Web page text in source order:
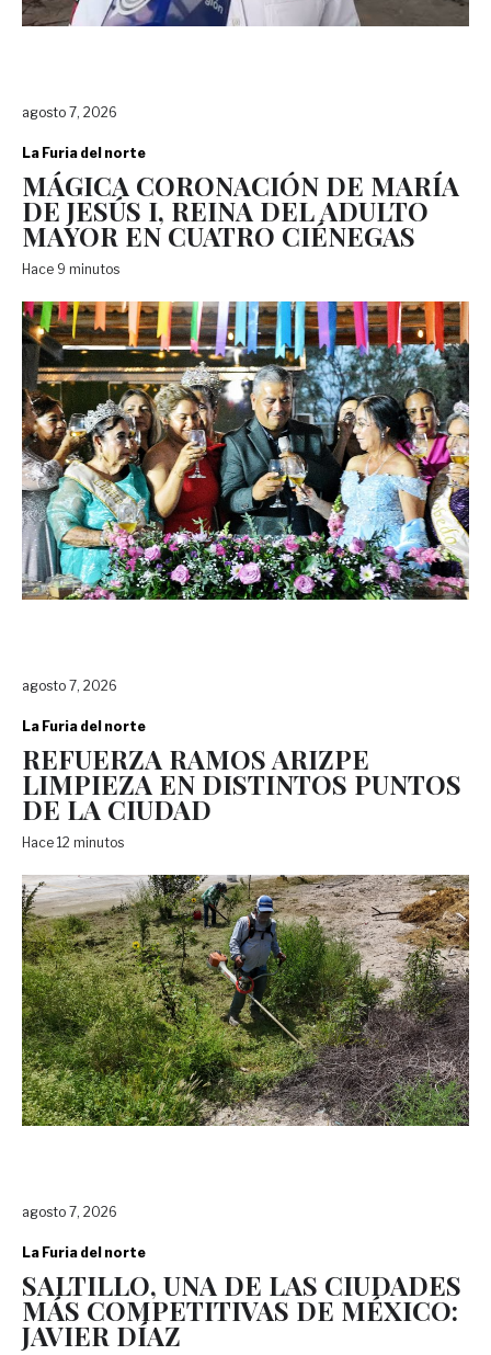
agosto 7, 2026
La Furia del norte
MÁGICA CORONACIÓN DE MARÍA
DE JESÚS I, REINA DEL ADULTO
MAYOR EN CUATRO CIÉNEGAS
Hace 9 minutos
agosto 7, 2026
La Furia del norte
REFUERZA RAMOS ARIZPE
LIMPIEZA EN DISTINTOS PUNTOS
DE LA CIUDAD
Hace 12 minutos
agosto 7, 2026
La Furia del norte
SALTILLO, UNA DE LAS CIUDADES
MÁS COMPETITIVAS DE MÉXICO:
JAVIER DÍAZ